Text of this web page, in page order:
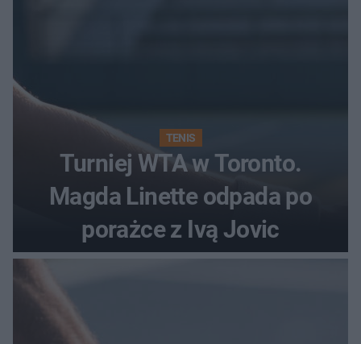
TENIS
Turniej WTA w Toronto.
Magda Linette odpada po
porażce z Ivą Jovic